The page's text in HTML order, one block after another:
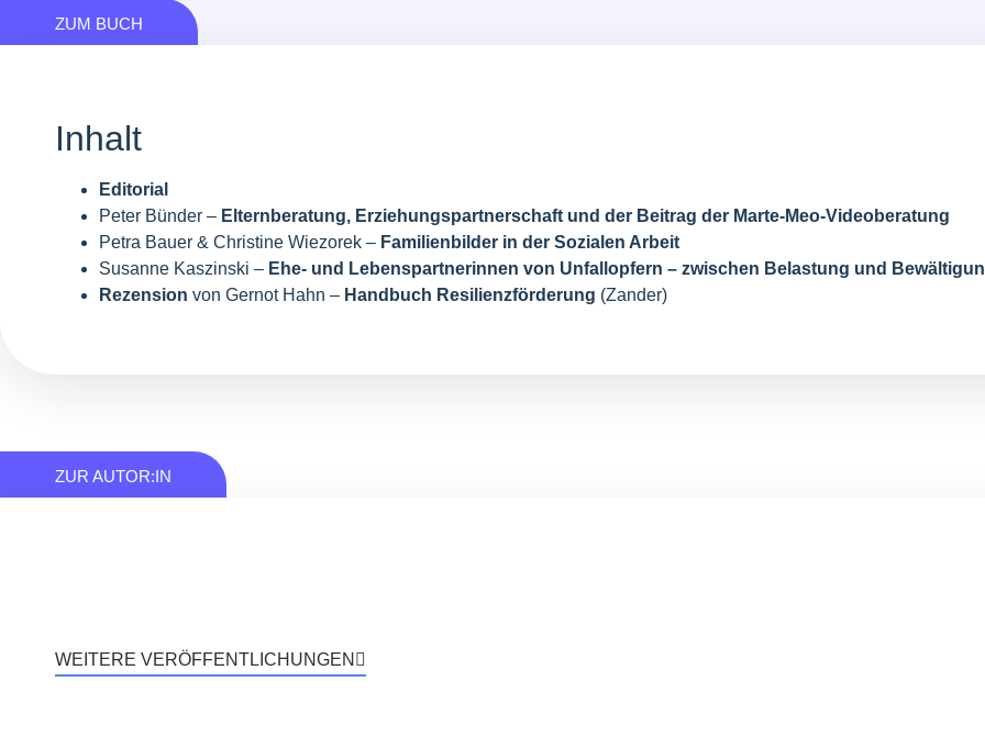
ZUM BUCH
Inhalt
Editorial
Peter Bünder – Elternberatung, Erziehungspartnerschaft und der Beitrag der Marte-Meo-Videoberatung
Petra Bauer & Christine Wiezorek – Familienbilder in der Sozialen Arbeit
Susanne Kaszinski – Ehe- und Lebenspartnerinnen von Unfallopfern – zwischen Belastung und
Rezension von Gernot Hahn – Handbuch Resilienzförderung (Zander)
ZUR AUTOR:IN
WEITERE VERÖFFENTLICHUNGEN